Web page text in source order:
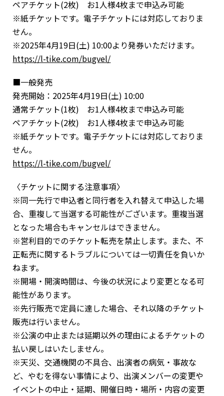
ペアチケット(2枚) お1人様4枚まで申込み可能
※紙チケットです。電子チケットには対応しておりま
せん。
※2025年4月19日(土) 10:00より発券いただけます。
https://l-tike.com/bugvel/
■一般発売
発売開始：2025年4月19日(土) 10:00
通常チケット(1枚) お1人様4枚まで申込み可能
ペアチケット(2枚) お1人様4枚まで申込み可能
※紙チケットです。電子チケットには対応しておりま
せん。
https://l-tike.com/bugvel/
〈チケットに関する注意事項〉
※同一先行で申込者と同行者を入れ替えて申込した場
合、重複して当選する可能性がございます。重複当選
となった場合もキャンセルはできません。
※営利目的でのチケット転売を禁止します。また、不
正転売に関するトラブルについては一切責任を負いか
ねます。
※開場・開演時間は、今後の状況により変更となる可
能性があります。
※先行販売で定員に達した場合、それ以降のチケット
販売は行いません。
※公演の中止または延期以外の理由によるチケットの
払い戻しはいたしません。
※天災、交通機関の不具合、出演者の病気・事故な
ど、やむを得ない事情により、出演メンバーの変更や
イベントの中止・延期、開催日時・場所・内容の変更